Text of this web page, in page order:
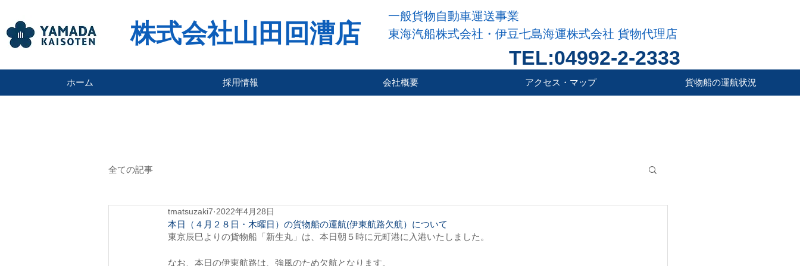
株式会社山田回漕店
一般貨物自動車運送事業
東海汽船株式会社・伊豆七島海運株式会社 貨物代理店
TEL:04992-2-2333
ホーム 採用情報 会社概要 アクセス・マップ 貨物船の運航状況
全ての記事
本日（４月２８日・木曜日）の貨物船の運航(伊東航路欠航）について
tmatsuzaki7 2022年4月28日
東京辰巳よりの貨物船「新生丸」は、本日朝５時に元町港に入港いたしました。
なお、本日の伊東航路は、強風のため欠航となります。